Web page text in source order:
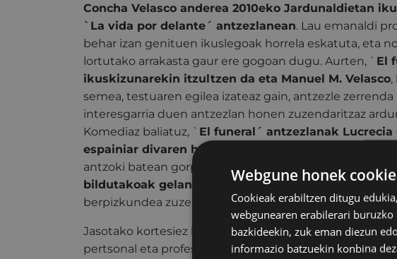
Concha Velasco anderea 2010eko Jardunaldietan
`La vida por delante´ antzezlanean. Lau emanaldi
behar izan genituen ikuslegoak horrela eskatuta, eta
lortutako arrakasta gaur ere gogoan dugu. Aurten, ` El
ikuskizunarekin itzultzen da eta Manuel M. Velasco,
semea, testuaren egilea izateaz gain, antzezle zerrenda
interesgarria duen antzezlan honen zuzendaritzaz
Komediaz baliatuz, ` El funeral´ antzezlanak Lucrecia
espainiar divaren heriotza kontatzen digu
antzoki batean gorpuaren gaubeila antolatu du. Halako
bildutakoak gelan giltzaperatuak gelditzen dira eta
berpizkundea zuzenean ikusten dute...
Jasotako kortesiez baliatzen da Contiren mamua bere
pertsonal eta profesionalak konpontzeko eta era
Webgune honek
Cookieak erabiltzen ditugu
webgunearen erabilerari
bazkideekin, zuk eman diezun
informazio batzuekin konbina